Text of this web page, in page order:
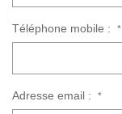
Téléphone mobile : *
Adresse email : *